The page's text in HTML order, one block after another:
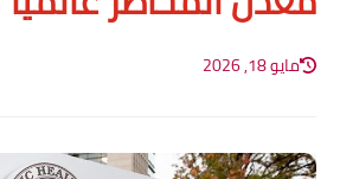
مايو 18, 2026